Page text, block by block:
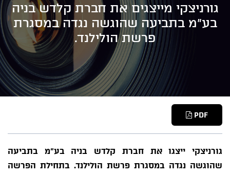
גורניצקי מייצגים את חברת קלדש בניה
בע"מ בתביעה שהוגשה נגדה במסגרת
פרשת הולילנד.
PDF
גורניצקי ייצגו את חברת קלדש בניה בע"מ בתביעה
שהוגשה נגדה במסגרת פרשת הולילנד. בתחילת הפרשה